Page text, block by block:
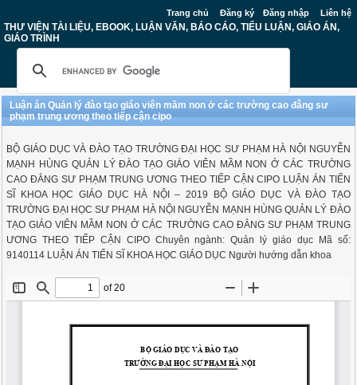
Trang chủ Đăng ký Đăng nhập Liên hệ
THƯ VIỆN TÀI LIỆU, EBOOK, LUẬN VĂN, BÁO CÁO, TIỂU LUẬN, GIÁO ÁN,
GIÁO TRÌNH
Luận án Quản lý đào tạo giáo viên mầm non ở các trường cao đẳng sư
phạm trung ương theo tiếp cận cipo
BỘ GIÁO DỤC VÀ ĐÀO TẠO TRƯỜNG ĐẠI HỌC SƯ PHẠM HÀ NỘI NGUYỄN
MẠNH HÙNG QUẢN LÝ ĐÀO TẠO GIÁO VIÊN MẦM NON Ở CÁC TRƯỜNG
CAO ĐẲNG SƯ PHẠM TRUNG ƯƠNG THEO TIẾP CẬN CIPO LUẬN ÁN TIẾN
SĨ KHOA HỌC GIÁO DỤC HÀ NỘI – 2019 BỘ GIÁO DỤC VÀ ĐÀO TẠO
TRƯỜNG ĐẠI HỌC SƯ PHẠM HÀ NỘI NGUYỄN MẠNH HÙNG QUẢN LÝ ĐÀO
TẠO GIÁO VIÊN MẦM NON Ở CÁC TRƯỜNG CAO ĐẲNG SƯ PHẠM TRUNG
ƯƠNG THEO TIẾP CẬN CIPO Chuyên ngành: Quản lý giáo dục Mã số:
9140114 LUẬN ÁN TIẾN SĨ KHOA HỌC GIÁO DỤC Người hướng dẫn khoa